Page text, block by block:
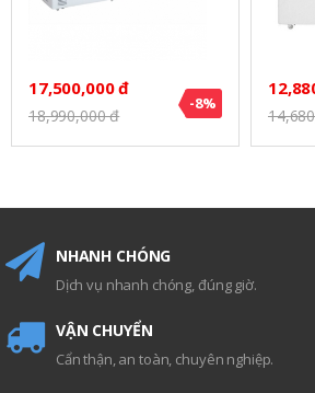
17,500,000 đ
18,990,000 đ
-8%
NHANH CHÓNG
Dịch vụ nhanh chóng, đúng giờ.
VẬN CHUYỂN
Cẩn thận, an toàn, chuyên nghiệp.